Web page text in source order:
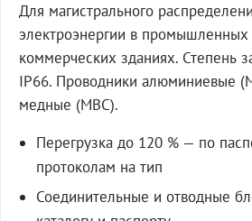
Для магистрального
электроэнергии в промышленных
коммерческих зданиях. Степень
IP66. Проводники алюминиевые
медные (МВС).
Перегрузка до 120 % — по
протоколам на тип
Соединительные и отводные